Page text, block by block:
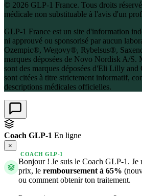
© 2026 GLP-1 France. Tous droits
médicale non substituable à l'avis d'un
GLP-1 France est un site d'information
ni approuvé ou sponsorisé par aucun
Ozempic®, Wegovy®, Rybelsus®,
marques déposées de Novo Nordisk A/
sont des marques déposées d'Eli Lilly and
sont citées à titre strictement informatif,
descriptions médicales officielles.
Coach GLP-1 En ligne
×
COACH GLP-1
Bonjour ! Je suis le Coach GLP-1. Je
prix, le remboursement à 65%
ou comment obtenir ton traitement.